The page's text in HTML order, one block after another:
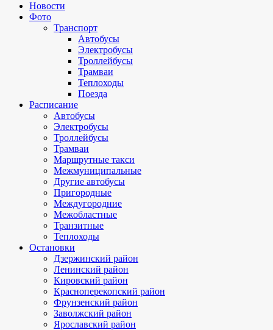
Новости
Фото
Транспорт
Автобусы
Электробусы
Троллейбусы
Трамваи
Теплоходы
Поезда
Расписание
Автобусы
Электробусы
Троллейбусы
Трамваи
Маршрутные такси
Межмуниципальные
Другие автобусы
Пригородные
Междугородние
Межобластные
Транзитные
Теплоходы
Остановки
Дзержинский район
Ленинский район
Кировский район
Красноперекопский район
Фрунзенский район
Заволжский район
Ярославский район